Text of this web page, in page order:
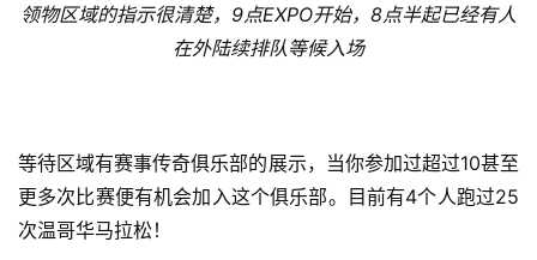
领物区域的指示很清楚，9点EXPO开始，8点半起已经有人
在外陆续排队等候入场
等待区域有赛事传奇俱乐部的展示，当你参加过超过10甚至
更多次比赛便有机会加入这个俱乐部。目前有4个人跑过25
次温哥华马拉松！